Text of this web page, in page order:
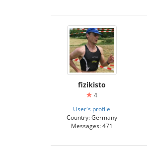
fizikisto
4
User's profile
Country: Germany
Messages: 471